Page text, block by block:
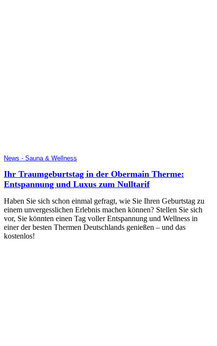
News - Sauna & Wellness
Ihr Traumgeburtstag in der Obermain Therme:
Entspannung und Luxus zum Nulltarif
Haben Sie sich schon einmal gefragt, wie Sie Ihren Geburtstag zu
einem unvergesslichen Erlebnis machen können? Stellen Sie sich
vor, Sie könnten einen Tag voller Entspannung und Wellness in
einer der besten Thermen Deutschlands genießen – und das
kostenlos!